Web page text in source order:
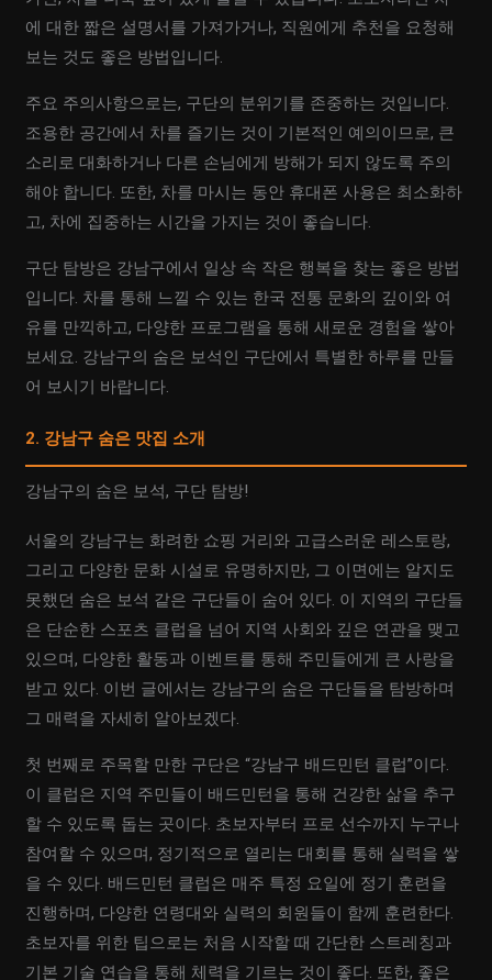
에 대한 짧은 설명서를 가져가거나, 직원에게 추천을 요청해
보는 것도 좋은 방법입니다.
주요 주의사항으로는, 구단의 분위기를 존중하는 것입니다.
조용한 공간에서 차를 즐기는 것이 기본적인 예의이므로, 큰
소리로 대화하거나 다른 손님에게 방해가 되지 않도록 주의
해야 합니다. 또한, 차를 마시는 동안 휴대폰 사용은 최소화하
고, 차에 집중하는 시간을 가지는 것이 좋습니다.
구단 탐방은 강남구에서 일상 속 작은 행복을 찾는 좋은 방법
입니다. 차를 통해 느낄 수 있는 한국 전통 문화의 깊이와 여
유를 만끽하고, 다양한 프로그램을 통해 새로운 경험을 쌓아
보세요. 강남구의 숨은 보석인 구단에서 특별한 하루를 만들
어 보시기 바랍니다.
2. 강남구 숨은 맛집 소개
강남구의 숨은 보석, 구단 탐방!
서울의 강남구는 화려한 쇼핑 거리와 고급스러운 레스토랑,
그리고 다양한 문화 시설로 유명하지만, 그 이면에는 알지도
못했던 숨은 보석 같은 구단들이 숨어 있다. 이 지역의 구단들
은 단순한 스포츠 클럽을 넘어 지역 사회와 깊은 연관을 맺고
있으며, 다양한 활동과 이벤트를 통해 주민들에게 큰 사랑을
받고 있다. 이번 글에서는 강남구의 숨은 구단들을 탐방하며
그 매력을 자세히 알아보겠다.
첫 번째로 주목할 만한 구단은 “강남구 배드민턴 클럽”이다.
이 클럽은 지역 주민들이 배드민턴을 통해 건강한 삶을 추구
할 수 있도록 돕는 곳이다. 초보자부터 프로 선수까지 누구나
참여할 수 있으며, 정기적으로 열리는 대회를 통해 실력을 쌓
을 수 있다. 배드민턴 클럽은 매주 특정 요일에 정기 훈련을
진행하며, 다양한 연령대와 실력의 회원들이 함께 훈련한다.
초보자를 위한 팁으로는 처음 시작할 때 간단한 스트레칭과
기본 기술 연습을 통해 체력을 기르는 것이 좋다. 또한, 좋은